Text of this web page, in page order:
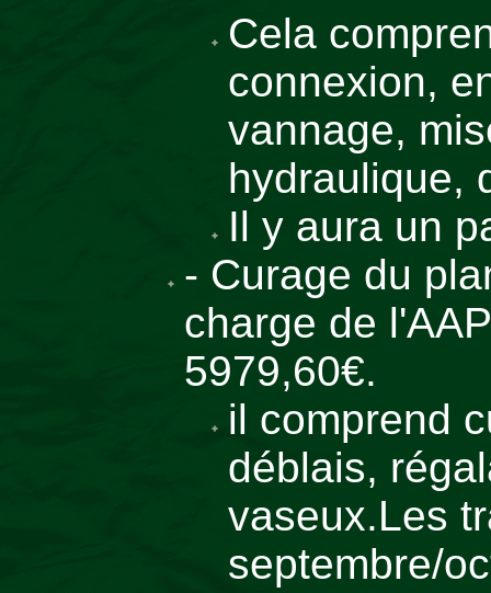
Cela
connexion,
vannage,
hydraulique,
Il y aura un
- Curage du
charge de
5979,60€.
il comprend
déblais,
vaseux.Les
septembre/